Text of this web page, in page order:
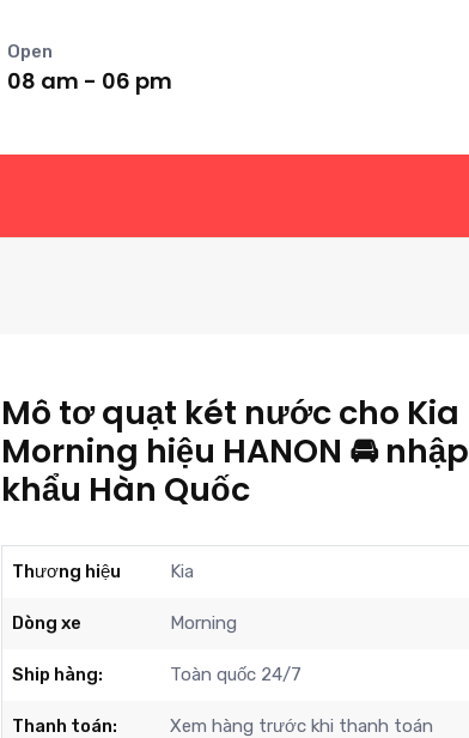
Open
08 am - 06 pm
Mô tơ quạt két nước cho Kia
Morning hiệu HANON 🚘 nhập
khẩu Hàn Quốc
Thương hiệu Kia
Dòng xe Morning
Ship hàng: Toàn quốc 24/7
Thanh toán: Xem hàng trước khi thanh toán